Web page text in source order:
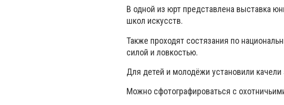
В одной из юрт представлена выставка
школ искусств.
Также проходят состязания по
силой и ловкостью.
Для детей и молодёжи установили качели
Можно сфотографироваться с